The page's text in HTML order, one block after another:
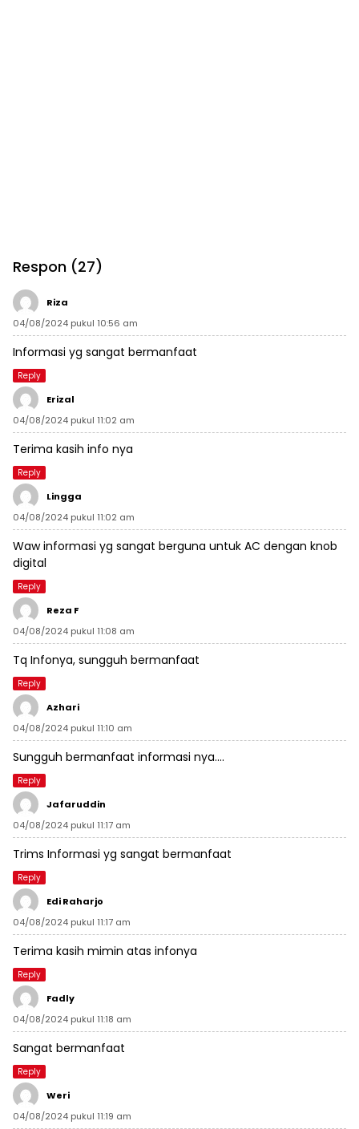
Respon (27)
Riza
04/08/2024 pukul 10:56 am
Informasi yg sangat bermanfaat
Reply
Erizal
04/08/2024 pukul 11:02 am
Terima kasih info nya
Reply
Lingga
04/08/2024 pukul 11:02 am
Waw informasi yg sangat berguna untuk AC dengan knob
digital
Reply
Reza F
04/08/2024 pukul 11:08 am
Tq Infonya, sungguh bermanfaat
Reply
Azhari
04/08/2024 pukul 11:10 am
Sungguh bermanfaat informasi nya….
Reply
Jafaruddin
04/08/2024 pukul 11:17 am
Trims Informasi yg sangat bermanfaat
Reply
Edi Raharjo
04/08/2024 pukul 11:17 am
Terima kasih mimin atas infonya
Reply
Fadly
04/08/2024 pukul 11:18 am
Sangat bermanfaat
Reply
Weri
04/08/2024 pukul 11:19 am